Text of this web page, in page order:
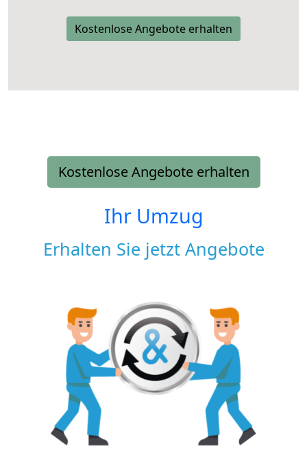
Kostenlose Angebote erhalten
Kostenlose Angebote erhalten
Ihr Umzug
Erhalten Sie jetzt Angebote